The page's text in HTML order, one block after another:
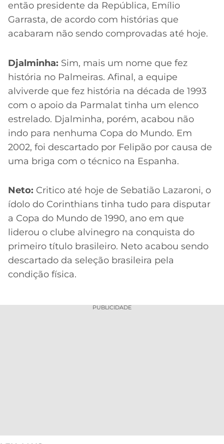
então presidente da República, Emílio
Garrasta, de acordo com histórias que
acabaram não sendo comprovadas até hoje.
Djalminha: Sim, mais um nome que fez
história no Palmeiras. Afinal, a equipe
alviverde que fez história na década de 1993
com o apoio da Parmalat tinha um elenco
estrelado. Djalminha, porém, acabou não
indo para nenhuma Copa do Mundo. Em
2002, foi descartado por Felipão por causa de
uma briga com o técnico na Espanha.
Neto: Critico até hoje de Sebatião Lazaroni, o
ídolo do Corinthians tinha tudo para disputar
a Copa do Mundo de 1990, ano em que
liderou o clube alvinegro na conquista do
primeiro título brasileiro. Neto acabou sendo
descartado da seleção brasileira pela
condição física.
PUBLICIDADE